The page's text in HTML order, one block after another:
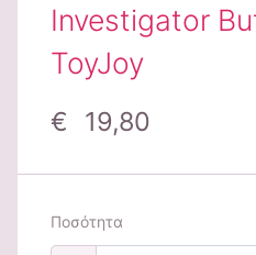
Investigator
ToyJoy
€ 19,80
Ποσότητα